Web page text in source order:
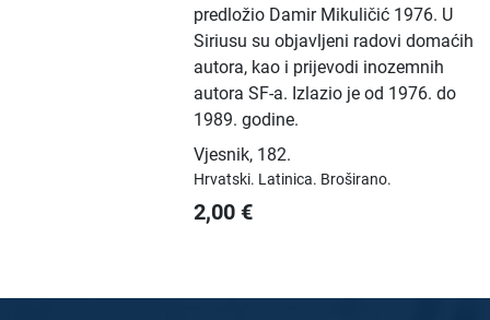
predložio Damir Mikuličić 1976. U
Siriusu su objavljeni radovi domaćih
autora, kao i prijevodi inozemnih
autora SF-a. Izlazio je od 1976. do
1989. godine.
Vjesnik, 182.
Hrvatski. Latinica. Broširano.
2,00 €